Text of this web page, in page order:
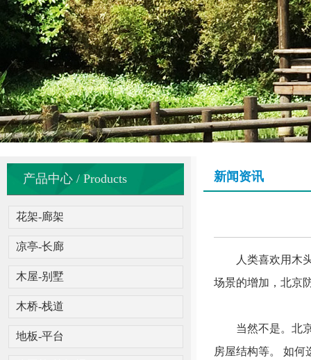
产品中心 / Products
花架-廊架
凉亭-长廊
木屋-别墅
木桥-栈道
地板-平台
新闻资讯
人类喜欢用木头
场景的增加，北京
当然不是。北京
房屋结构等。 如何